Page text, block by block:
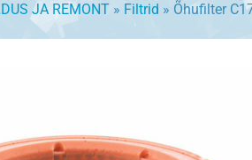
JA REMONT » Filtrid » Õhufilter